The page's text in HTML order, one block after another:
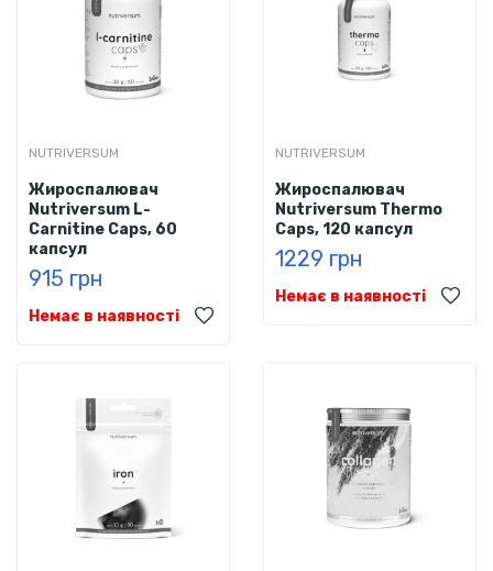
NUTRIVERSUM
Жироспалювач
Nutriversum L-
Carnitine Caps, 60
капсул
915 грн
Немає в наявності
NUTRIVERSUM
Жироспалювач
Nutriversum Thermo
Caps, 120 капсул
1229 грн
Немає в наявності